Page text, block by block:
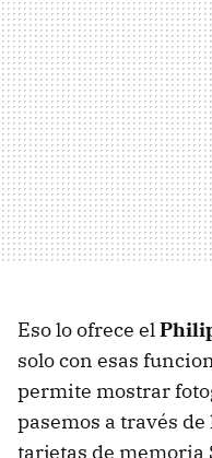
Eso lo ofrece el
solo con esas
permite mostrar
pasemos a través
tarjetas de memoria